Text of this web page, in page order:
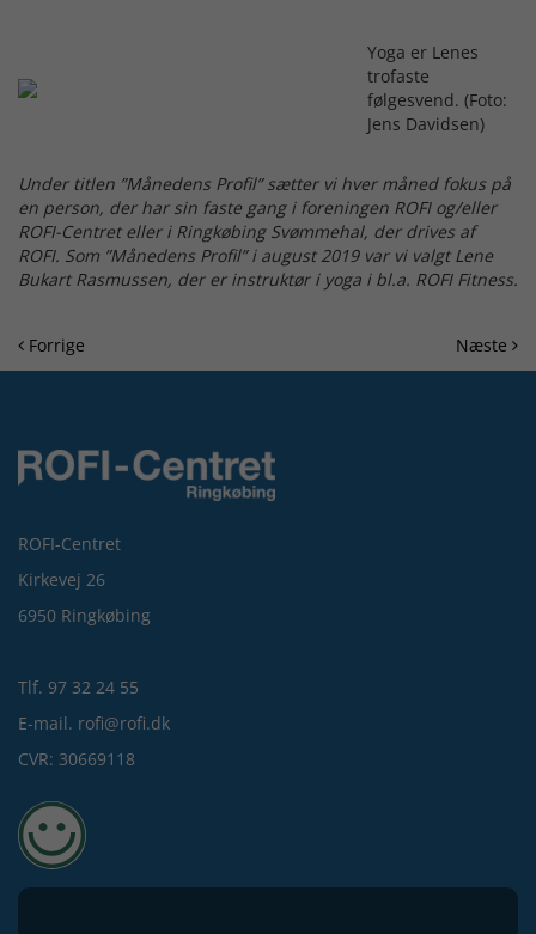
Yoga er Lenes
trofaste
følgesvend. (Foto:
Jens Davidsen)
Under titlen ”Månedens Profil” sætter vi hver måned fokus på
en person, der har sin faste gang i foreningen ROFI og/eller
ROFI-Centret eller i Ringkøbing Svømmehal, der drives af
ROFI. Som ”Månedens Profil” i august 2019 var vi valgt Lene
Bukart Rasmussen, der er instruktør i yoga i bl.a. ROFI Fitness.
Forrige Næste
ROFI-Centret
Kirkevej 26
6950 Ringkøbing
Tlf. 97 32 24 55
E-mail. rofi@rofi.dk
CVR: 30669118